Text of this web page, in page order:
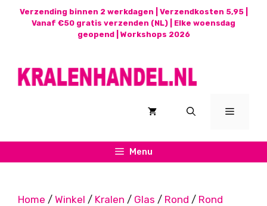
Verzending binnen 2 werkdagen | Verzendkosten 5,95 |
Vanaf €50 gratis verzenden (NL) | Elke woensdag
geopend | Workshops 2026
Menu
Menu
Home / Winkel / Kralen / Glas / Rond / Rond